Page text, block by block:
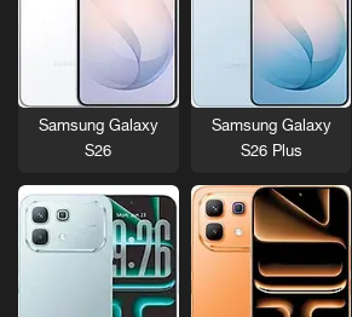
Samsung Galaxy
S26 Plus
Samsung Galaxy
S26